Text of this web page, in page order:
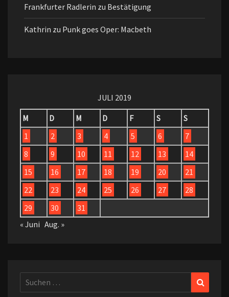
Frankfurter Radlerin zu Bestätigung
Kathrin zu Punk goes Oper: Macbeth
JULI 2019
M
D M D F S
S
1
2 3 4 5 6
7
8
9 10 11 12 13
14
15
16 17 18 19 20
21
22
23 24 25 26 27
28
29
30
31
« Juni Aug. »
Suchen
nach: